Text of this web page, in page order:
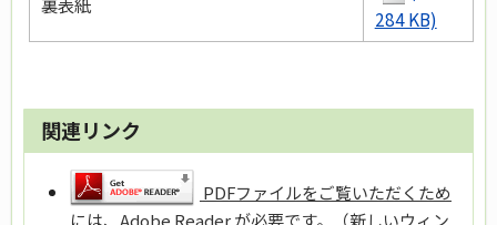
284 KB)
関連リンク
PDFファイルをご覧いただくため
には、Adobe Reader が必要です。（新しいウィン